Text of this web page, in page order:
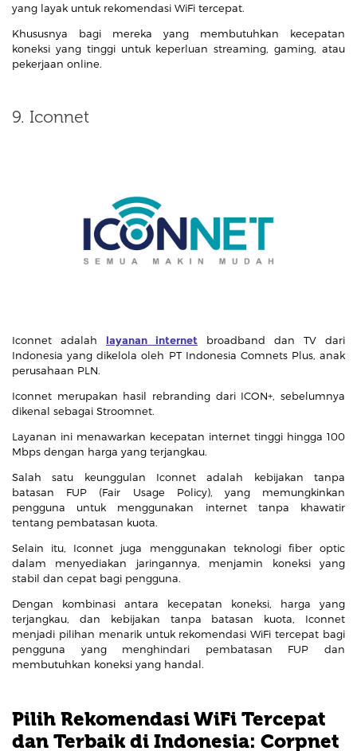
yang layak untuk rekomendasi WiFi tercepat.
Khususnya bagi mereka yang membutuhkan kecepatan
koneksi yang tinggi untuk keperluan streaming, gaming, atau
pekerjaan online.
9. Iconnet
Iconnet adalah layanan internet broadband dan TV dari
Indonesia yang dikelola oleh PT Indonesia Comnets Plus, anak
perusahaan PLN.
Iconnet merupakan hasil rebranding dari ICON+, sebelumnya
dikenal sebagai Stroomnet.
Layanan ini menawarkan kecepatan internet tinggi hingga 100
Mbps dengan harga yang terjangkau.
Salah satu keunggulan Iconnet adalah kebijakan tanpa
batasan FUP (Fair Usage Policy), yang memungkinkan
pengguna untuk menggunakan internet tanpa khawatir
tentang pembatasan kuota.
Selain itu, Iconnet juga menggunakan teknologi fiber optic
dalam menyediakan jaringannya, menjamin koneksi yang
stabil dan cepat bagi pengguna.
Dengan kombinasi antara kecepatan koneksi, harga yang
terjangkau, dan kebijakan tanpa batasan kuota, Iconnet
menjadi pilihan menarik untuk rekomendasi WiFi tercepat bagi
pengguna yang menghindari pembatasan FUP dan
membutuhkan koneksi yang handal.
Pilih Rekomendasi WiFi Tercepat
dan Terbaik di Indonesia: Corpnet